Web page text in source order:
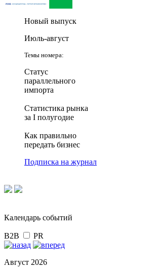
Новый выпуск
Июль-август
Темы номера:
Статус
параллельного
импорта
Статистика рынка
за I полугодие
Как правильно
передать бизнес
Подписка на журнал
Календарь событий
B2B PR
Август 2026